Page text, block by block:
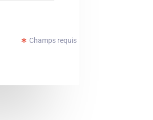
Champs requis